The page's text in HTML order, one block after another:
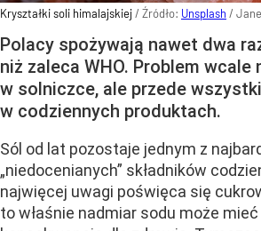
Kryształki soli himalajskiej/ Źródło: Unsplash /
Polacy spożywają nawet dwa
niż zaleca WHO. Problem
w solniczce, ale przede
w codziennych produktach.
Sól od lat pozostaje jednym z
„niedocenianych” składników
najwięcej uwagi poświęca się
to właśnie nadmiar sodu może